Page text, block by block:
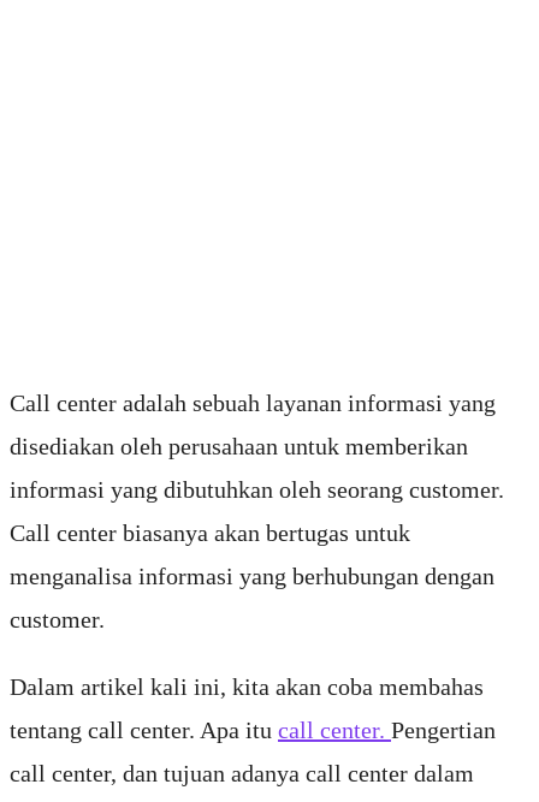
Call center adalah sebuah layanan informasi yang
disediakan oleh perusahaan untuk memberikan
informasi yang dibutuhkan oleh seorang customer.
Call center biasanya akan bertugas untuk
menganalisa informasi yang berhubungan dengan
customer.
Dalam artikel kali ini, kita akan coba membahas
tentang call center. Apa itu call center. Pengertian
call center, dan tujuan adanya call center dalam